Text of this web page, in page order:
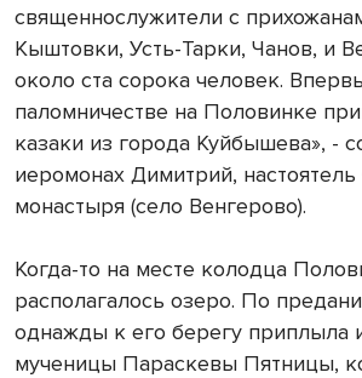
священнослужители с
Кыштовки, Усть-Тарки, Чанов, и
около ста сорока человек.
паломничестве на Половинке
казаки из города Куйбышева», -
иеромонах Димитрий, настоятель
монастыря (село Венгерово).
Когда-то на месте колодца
располагалось озеро. По
однажды к его берегу приплыла
мученицы Параскевы Пятницы,